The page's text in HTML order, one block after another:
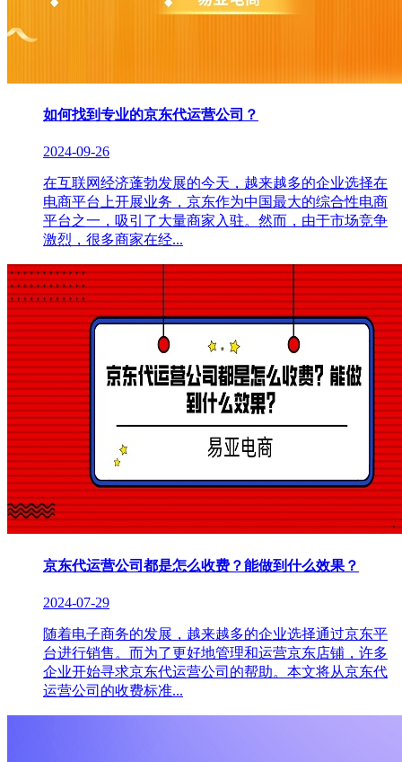
如何找到专业的京东代运营公司？
2024-09-26
在互联网经济蓬勃发展的今天，越来越多的企业选择在
电商平台上开展业务，京东作为中国最大的综合性电商
平台之一，吸引了大量商家入驻。然而，由于市场竞争
激烈，很多商家在经...
京东代运营公司都是怎么收费？能做到什么效果？
2024-07-29
随着电子商务的发展，越来越多的企业选择通过京东平
台进行销售。而为了更好地管理和运营京东店铺，许多
企业开始寻求京东代运营公司的帮助。本文将从京东代
运营公司的收费标准...